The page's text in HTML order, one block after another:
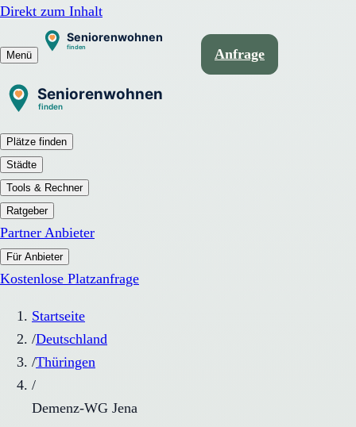
Direkt zum Inhalt
Menü Anfrage
Plätze finden
Städte
Tools & Rechner
Ratgeber
Partner Anbieter
Für Anbieter
Kostenlose Platzanfrage
Startseite
/Deutschland
/Thüringen
/
Demenz-WG Jena